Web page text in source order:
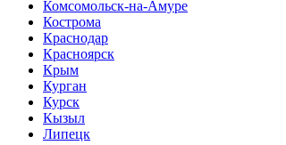
Комсомольск-на-Амуре
Кострома
Краснодар
Красноярск
Крым
Курган
Курск
Кызыл
Липецк